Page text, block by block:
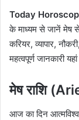
Today
के माध्यम से जानें मेष
करियर, व्यापार,
महत्वपूर्ण जानकारी
मेष राशि
आज का दिन